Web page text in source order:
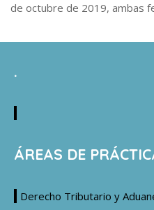
de octubre de 2019, ambas
.
ÁREAS DE
Derecho Tributario y